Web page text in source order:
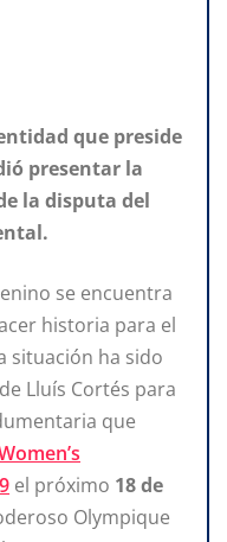
que preside
presentar la
la disputa del
se encuentra
historia para el
situación ha sido
Lluís Cortés para
que
el próximo 18 de
Olympique